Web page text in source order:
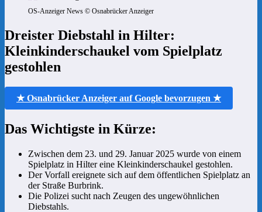
OS-Anzeiger News © Osnabrücker Anzeiger
Dreister Diebstahl in Hilter:
Kleinkinderschaukel vom Spielplatz
gestohlen
★ Osnabrücker Anzeiger auf Google bevorzugen ★
Das Wichtigste in Kürze:
Zwischen dem 23. und 29. Januar 2025 wurde von einem
Spielplatz in Hilter eine Kleinkinderschaukel gestohlen.
Der Vorfall ereignete sich auf dem öffentlichen Spielplatz an
der Straße Burbrink.
Die Polizei sucht nach Zeugen des ungewöhnlichen
Diebstahls.